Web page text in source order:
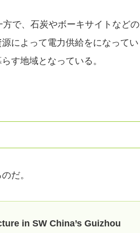
で、石炭やボーキサイトなどの
によって電力供給をになってい
す地域となっている。
だ。
in SW China’s Guizhou